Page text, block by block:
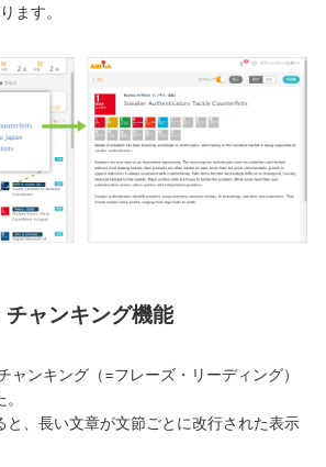
ます。
ャンキング機能
ャンキング（=フレーズ・リーディング）
と、長い文章が文節ごとに改行された表示